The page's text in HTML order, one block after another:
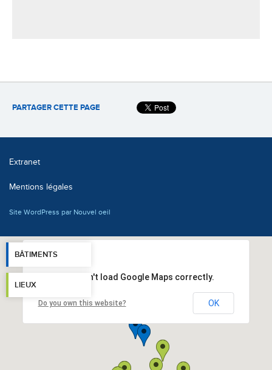
PARTAGER CETTE PAGE
Extranet
Mentions légales
Site WordPress par Nouvel oeil
BÂTIMENTS
LIEUX
This page can't load Google Maps correctly.
Do you own this website? OK